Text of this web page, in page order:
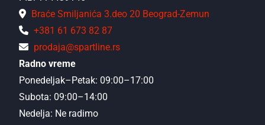
Braće Smiljanića 3.deo 20 Beograd-Zemun
+381 61 673 82 87
prodaja@spartline.rs
Radno vreme
Ponedeljak–Petak: 09:00–17:00
Subota: 09:00–14:00
Nedelja: Ne radimo